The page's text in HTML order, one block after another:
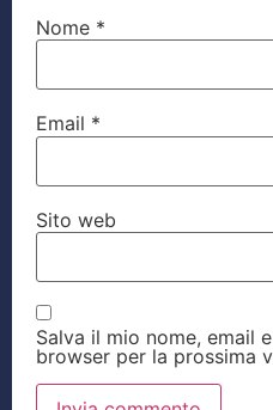
Nome *
Email *
Sito web
Salva il mio nome, email
browser per la prossima